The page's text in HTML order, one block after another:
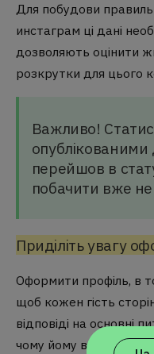
Для побудови
инстаграм ці дані
дозволяють оцінити
розкрутки для цього
Важливо!
опублікованими
перейшов в
побачити вже
Приділіть увагу
Оформити профіль, в
щоб кожен гість
відповіді на основні
чому йому варто